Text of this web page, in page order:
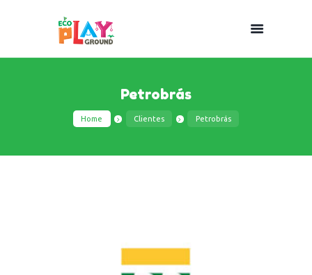
Petrobrás
Home Clientes Petrobrás